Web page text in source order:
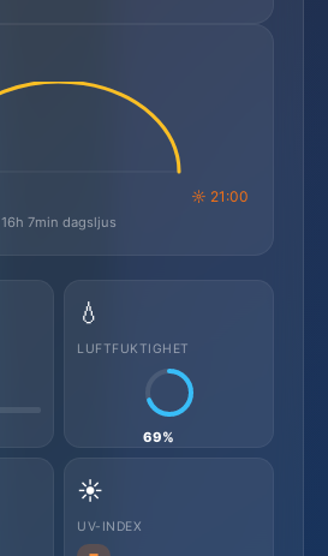
☼ 21:00
16h 7min dagsljus
💧
LUFTFUKTIGHET
69%
☀️
UV-INDEX